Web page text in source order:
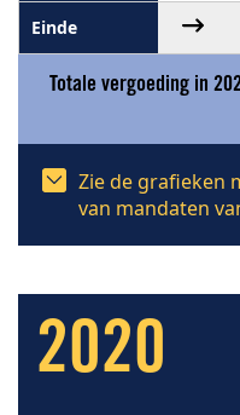
Totale vergoeding in
Zie de grafieken
van mandaten
2020